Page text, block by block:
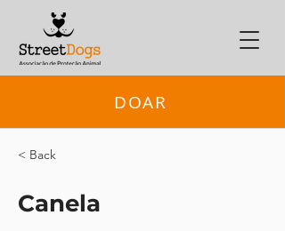
DOAR
< Back
Canela